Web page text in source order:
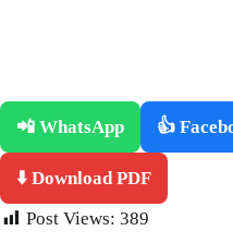
📲 WhatsApp 👍
⬇️ Download PDF
Post Views: 389